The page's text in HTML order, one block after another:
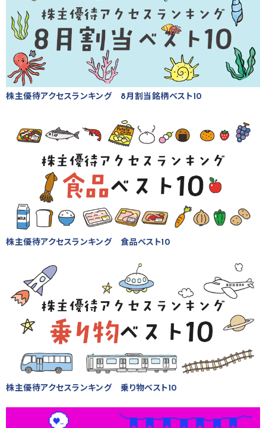
株主優待アクセスランキング 8月割当銘柄ベスト10
株主優待アクセスランキング 食品ベスト10
株主優待アクセスランキング 乗り物ベスト10